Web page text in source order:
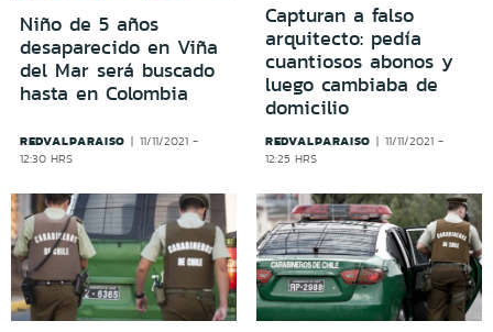
Niño de 5 años
desaparecido en Viña
del Mar será buscado
hasta en Colombia
REDVALPARAISO
11/11/2021 -
12:30 HRS
Capturan a falso
arquitecto: pedía
cuantiosos abonos y
luego cambiaba de
domicilio
REDVALPARAISO
11/11/2021 -
12:25 HRS